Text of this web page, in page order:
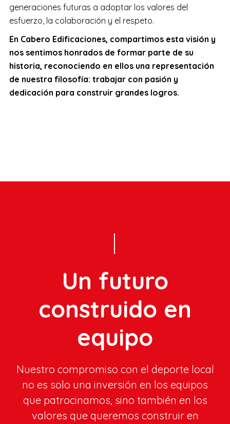
generaciones futuras a adoptar los valores del
esfuerzo, la colaboración y el respeto.
En Cabero Edificaciones, compartimos esta visión y
nos sentimos honrados de formar parte de su
historia, reconociendo en ellos una representación
de nuestra filosofía: trabajar con pasión y
dedicación para construir grandes logros.
Un futuro
construido en
equipo
Nuestro compromiso con el deporte local
no es solo una inversión en los equipos
que patrocinamos, sino también en los
valores que queremos construir en